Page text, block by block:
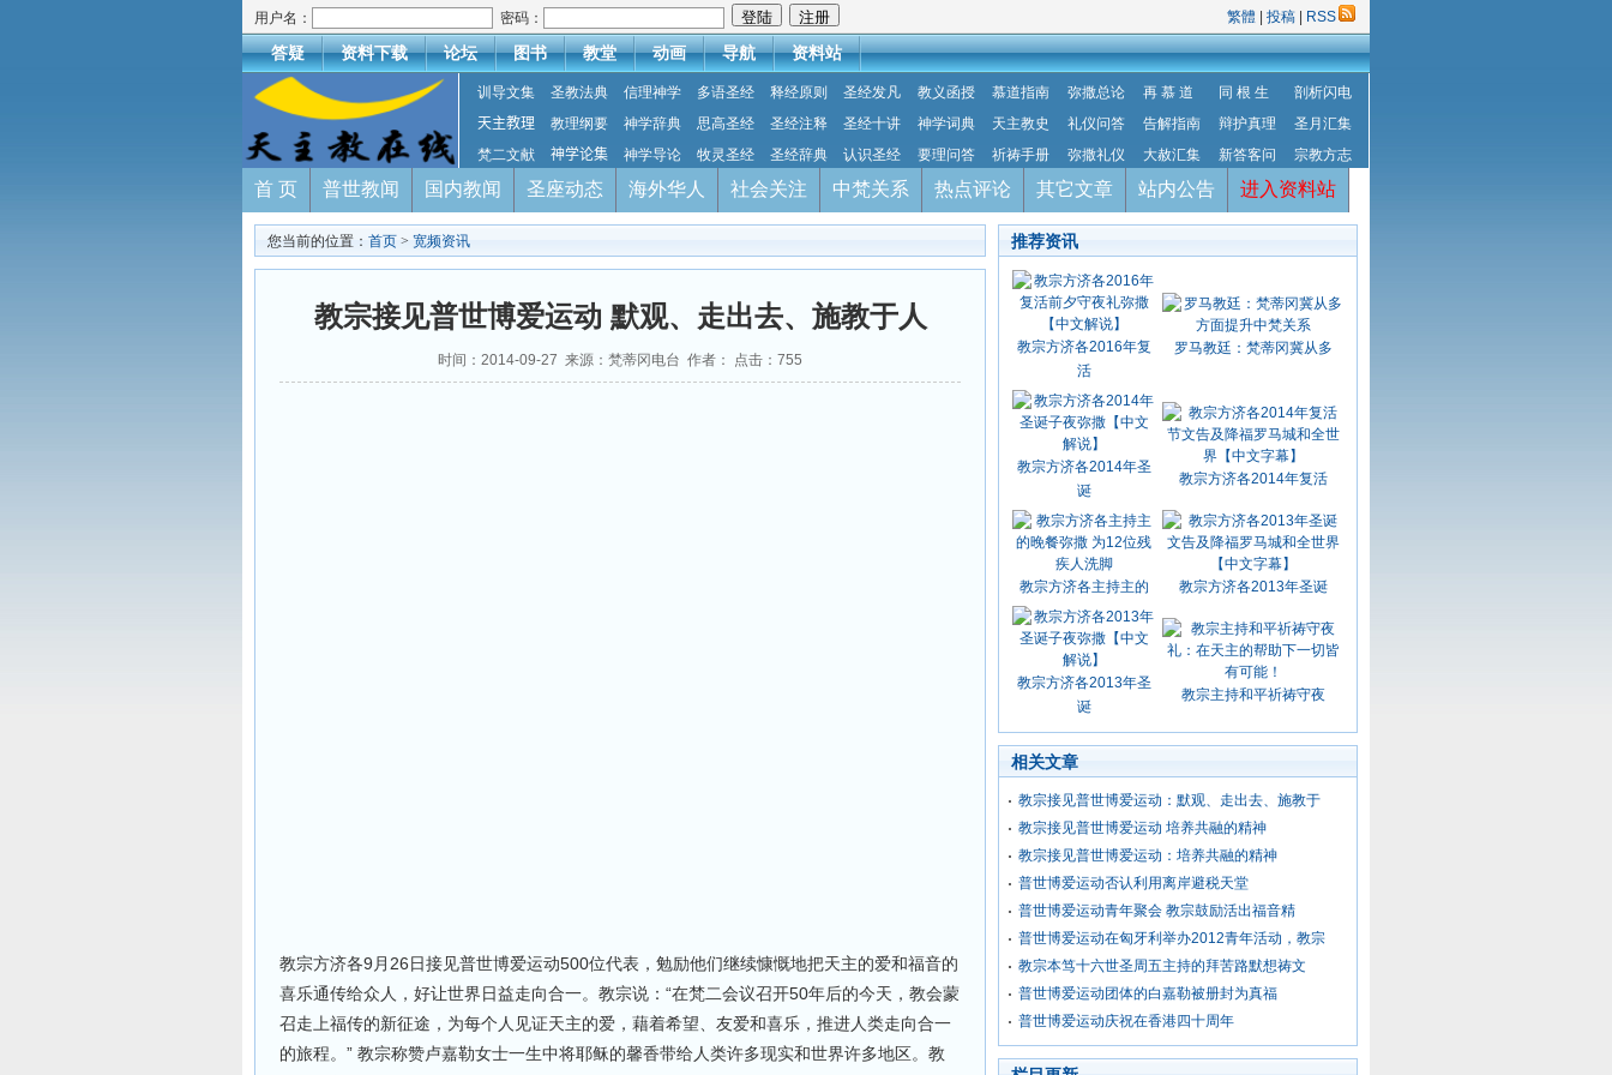
用户名： 密码： 繁體 投稿 RSS
答疑 资料下载 论坛 图书 教堂 动画 导航 资料站
训导文集 圣教法典 信理神学 多语圣经 释经原则 圣经发凡 教义函授 慕道指南 弥撒总论 再 慕 道 同 根 生
剖析闪电
天主教理
教理纲要 神学辞典 思高圣经 圣经注释 圣经十讲 神学词典 天主教史 礼仪问答 告解指南 辩护真理
圣月汇集
梵二文献
神学论集 神学导论 牧灵圣经 圣经辞典 认识圣经 要理问答 祈祷手册 弥撒礼仪 大赦汇集 新答客问 宗教方志
首 页 普世教闻 国内教闻 圣座动态 海外华人 社会关注 中梵关系 热点评论 其它文章 站内公告 进入资料站
您当前的位置： 首页 > 宽频资讯
教宗接见普世博爱运动 默观、走出去、施教于人
时间：2014-09-27 来源：梵蒂冈电台 作者： 点击： 755
教宗方济各9月26日接见普世博爱运动500位代表，勉励他们继续慷慨地把天主的爱和福音的
喜乐通传给众人，好让世界日益走向合一。教宗说：“在梵二会议召开50年后的今天，教会蒙
召走上福传的新征途，为每个人见证天主的爱，藉着希望、友爱和喜乐，推进人类走向合一
的旅程。” 教宗称赞卢嘉勒女士一生中将耶稣的馨香带给人类许多现实和世界许多地区。教
推荐资讯
教宗方济各2016年复
活
罗马教廷：梵蒂冈冀从多
教宗方济各2014年圣
诞
教宗方济各2014年复活
教宗方济各主持主的 教宗方济各2013年圣诞
教宗方济各2013年圣
诞
教宗主持和平祈祷守夜
相关文章
教宗接见普世博爱运动：默观、走出去、施教于
教宗接见普世博爱运动 培养共融的精神
教宗接见普世博爱运动：培养共融的精神
普世博爱运动否认利用离岸避税天堂
普世博爱运动青年聚会 教宗鼓励活出福音精
普世博爱运动在匈牙利举办2012青年活动，教宗
教宗本笃十六世圣周五主持的拜苦路默想祷文
普世博爱运动团体的白嘉勒被册封为真福
普世博爱运动庆祝在香港四十周年